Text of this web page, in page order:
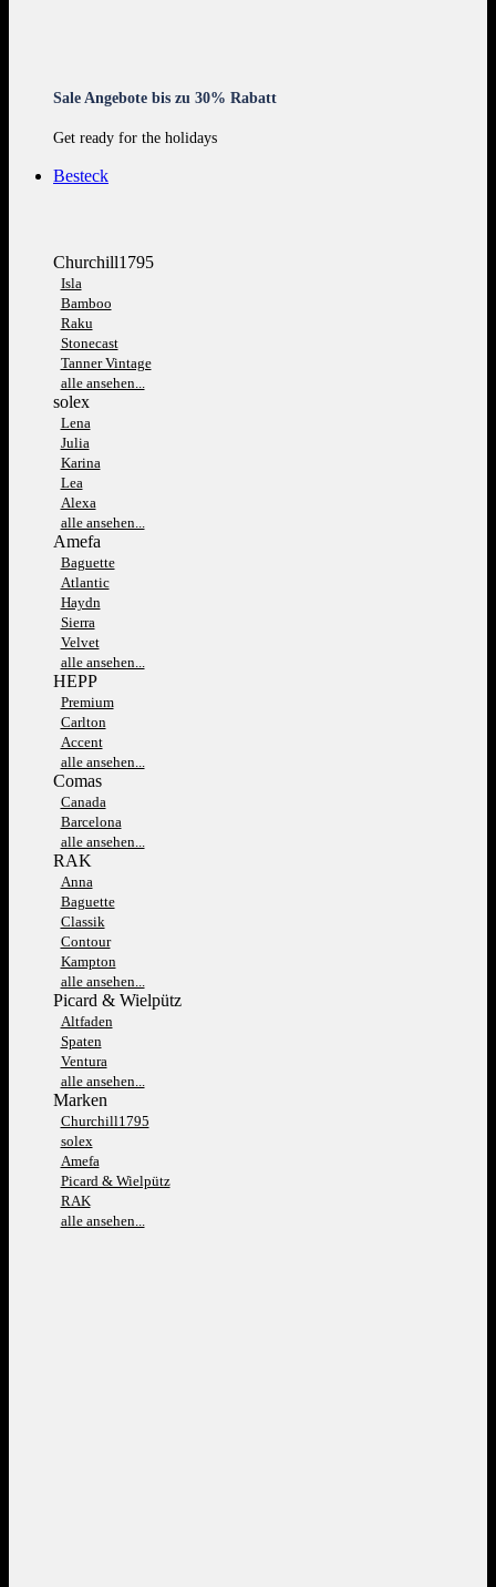
Sale Angebote bis zu 30% Rabatt
Get ready for the holidays
Besteck
Churchill1795
Isla
Bamboo
Raku
Stonecast
Tanner Vintage
alle ansehen...
solex
Lena
Julia
Karina
Lea
Alexa
alle ansehen...
Amefa
Baguette
Atlantic
Haydn
Sierra
Velvet
alle ansehen...
HEPP
Premium
Carlton
Accent
alle ansehen...
Comas
Canada
Barcelona
alle ansehen...
RAK
Anna
Baguette
Classik
Contour
Kampton
alle ansehen...
Picard & Wielpütz
Altfaden
Spaten
Ventura
alle ansehen...
Marken
Churchill1795
solex
Amefa
Picard & Wielpütz
RAK
alle ansehen...